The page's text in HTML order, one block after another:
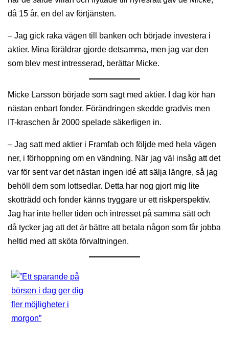
då 15 år, en del av förtjänsten.
– Jag gick raka vägen till banken och började investera i
aktier. Mina föräldrar gjorde detsamma, men jag var den
som blev mest intresserad, berättar Micke.
Micke Larsson började som sagt med aktier. I dag kör han
nästan enbart fonder. Förändringen skedde gradvis men
IT-kraschen år 2000 spelade säkerligen in.
– Jag satt med aktier i Framfab och följde med hela vägen
ner, i förhoppning om en vändning. När jag väl insåg att det
var för sent var det nästan ingen idé att sälja längre, så jag
behöll dem som lottsedlar. Detta har nog gjort mig lite
skotträdd och fonder känns tryggare ur ett riskperspektiv.
Jag har inte heller tiden och intresset på samma sätt och
då tycker jag att det är bättre att betala någon som får jobba
heltid med att sköta förvaltningen.